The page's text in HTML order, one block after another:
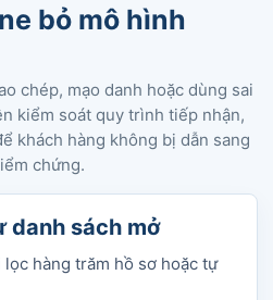
bỏ mô hình
chép, mạo danh hoặc dùng sai
kiểm soát quy trình tiếp nhận,
khách hàng không bị dẫn sang
chứng.
danh sách mở
hàng trăm hồ sơ hoặc tự